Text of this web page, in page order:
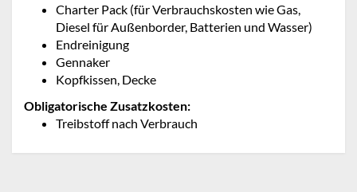
Charter Pack (für Verbrauchskosten wie Gas,
Diesel für Außenborder, Batterien und Wasser)
Endreinigung
Gennaker
Kopfkissen, Decke
Obligatorische Zusatzkosten:
Treibstoff nach Verbrauch